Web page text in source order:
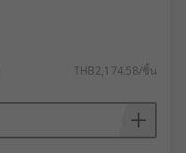
THB2,174.58/ชิ้น